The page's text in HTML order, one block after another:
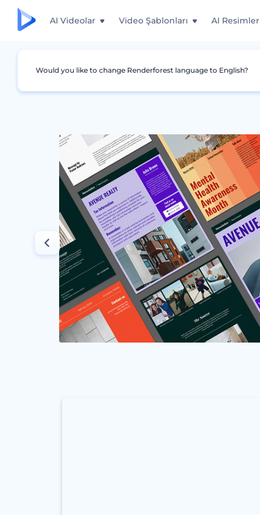
AI Videolar Video Şablonları AI Resimler
Grafikler Bülten Pratik Bülten Şablonları
Would you like to change Renderforest language to English?